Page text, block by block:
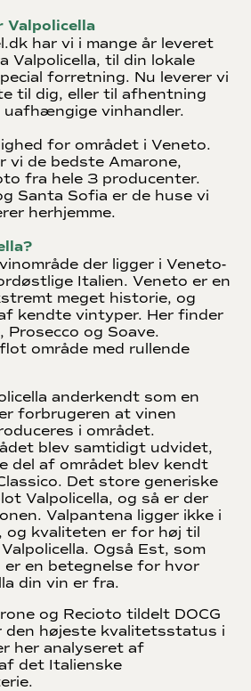
Valpolicella
har vi i mange år leveret
Valpolicella, til din lokale
forretning. Nu leverer vi
til dig, eller til afhentning
uafhængige vinhandler.
for området i Veneto.
vi de bedste Amarone,
fra hele 3 producenter.
Santa Sofia er de huse vi
herhjemme.
der ligger i Veneto-
Italien. Veneto er en
meget historie, og
kendte vintyper. Her finder
Prosecco og Soave.
område med rullende
anderkendt som en
forbrugeren at vinen
i området.
blev samtidigt udvidet,
del af området blev kendt
Det store generiske
Valpolicella, og så er der
Valpantena ligger ikke i
og kvaliteten er for høj til
Også Est, som
en betegnelse for hvor
din vin er fra.
og Recioto tildelt DOCG
den højeste kvalitetsstatus i
her analyseret af
det Italienske